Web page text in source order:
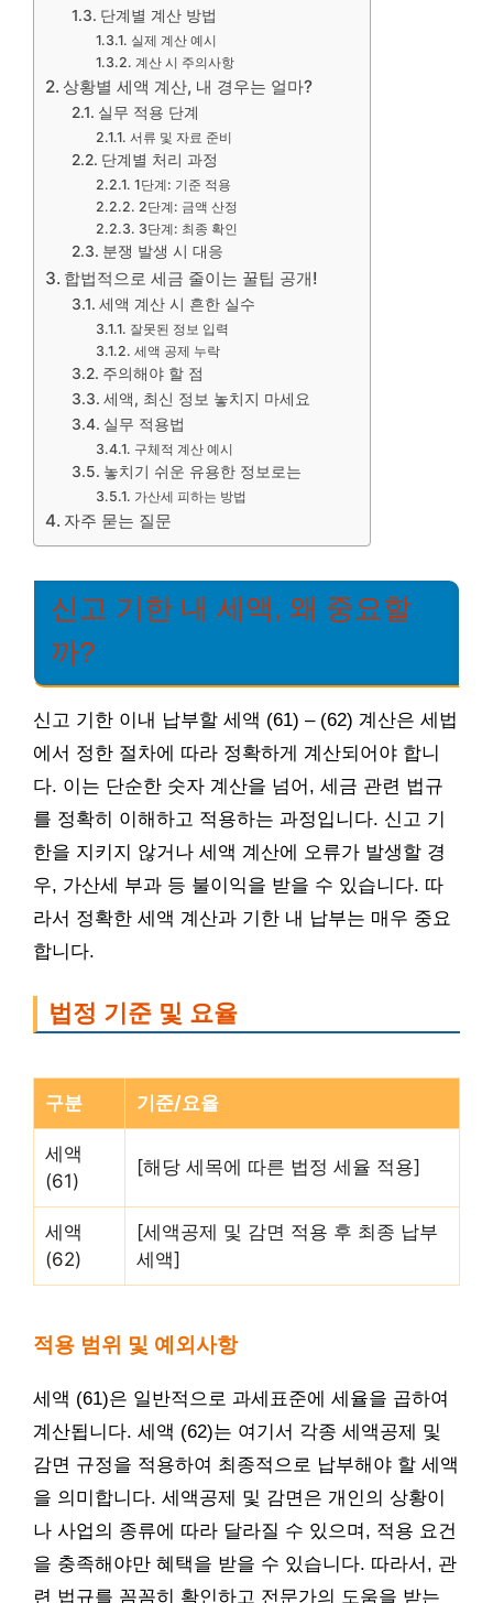
단계별 계산 방법
실제 계산 예시
계산 시 주의사항
상황별 세액 계산, 내 경우는 얼마?
실무 적용 단계
서류 및 자료 준비
단계별 처리 과정
1단계: 기준 적용
2단계: 금액 산정
3단계: 최종 확인
분쟁 발생 시 대응
합법적으로 세금 줄이는 꿀팁 공개!
세액 계산 시 흔한 실수
잘못된 정보 입력
세액 공제 누락
주의해야 할 점
세액, 최신 정보 놓치지 마세요
실무 적용법
구체적 계산 예시
놓치기 쉬운 유용한 정보로는
가산세 피하는 방법
자주 묻는 질문
신고 기한 내 세액, 왜 중요할
까?
신고 기한 이내 납부할 세액 (61) – (62) 계산은 세법
에서 정한 절차에 따라 정확하게 계산되어야 합니
다. 이는 단순한 숫자 계산을 넘어, 세금 관련 법규
를 정확히 이해하고 적용하는 과정입니다. 신고 기
한을 지키지 않거나 세액 계산에 오류가 발생할 경
우, 가산세 부과 등 불이익을 받을 수 있습니다. 따
라서 정확한 세액 계산과 기한 내 납부는 매우 중요
합니다.
법정 기준 및 요율
구분 기준/요율
세액
(61)
[해당 세목에 따른 법정 세율 적용]
세액
(62)
[세액공제 및 감면 적용 후 최종 납부
세액]
적용 범위 및 예외사항
세액 (61)은 일반적으로 과세표준에 세율을 곱하여
계산됩니다. 세액 (62)는 여기서 각종 세액공제 및
감면 규정을 적용하여 최종적으로 납부해야 할 세액
을 의미합니다. 세액공제 및 감면은 개인의 상황이
나 사업의 종류에 따라 달라질 수 있으며, 적용 요건
을 충족해야만 혜택을 받을 수 있습니다. 따라서, 관
련 법규를 꼼꼼히 확인하고 전문가의 도움을 받는